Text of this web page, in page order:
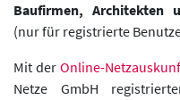
Baufirmen, Architekten
(nur für registrierte
Mit derOnline-
Netze GmbH